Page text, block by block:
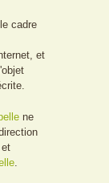
cadre
et
ne
.